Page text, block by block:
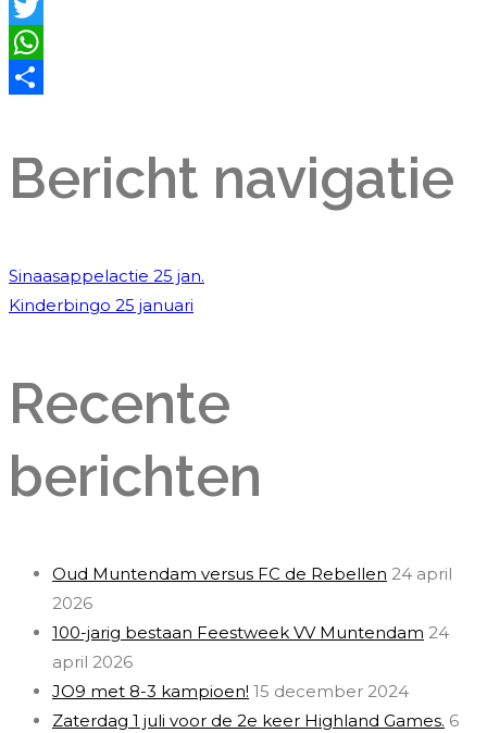
Facebook
Twitter
WhatsApp
Bericht navigatie
Sinaasappelactie 25 jan.
Kinderbingo 25 januari
Recente
berichten
Oud Muntendam versus FC de Rebellen 24 april
2026
100-jarig bestaan Feestweek VV Muntendam 24
april 2026
JO9 met 8-3 kampioen! 15 december 2024
Zaterdag 1 juli voor de 2e keer Highland Games. 6